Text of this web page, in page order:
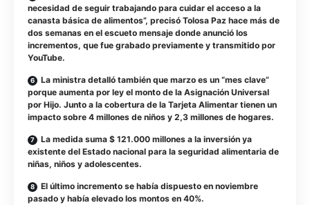
necesidad de seguir trabajando para cuidar el acceso a la
canasta básica de alimentos”, precisó Tolosa Paz hace más de
dos semanas en el escueto mensaje donde anunció los
incrementos, que fue grabado previamente y transmitido por
YouTube.
La ministra detalló también que marzo es un “mes clave”
porque aumenta por ley el monto de la Asignación Universal
por Hijo. Junto a la cobertura de la Tarjeta Alimentar tienen un
impacto sobre 4 millones de niños y 2,3 millones de hogares.
La medida suma $ 121.000 millones a la inversión ya
existente del Estado nacional para la seguridad alimentaria de
niñas, niños y adolescentes.
El último incremento se había dispuesto en noviembre
pasado y había elevado los montos en 40%.